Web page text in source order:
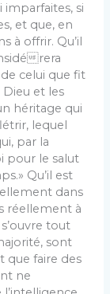
imparfaites, si
et que, en
à offrir. Qu’il
rera
celui que fit
Dieu et les
héritage qui
lequel
par la
pour le salut
Qu’il est
dans
réellement à
tout
sont
que faire des
ne